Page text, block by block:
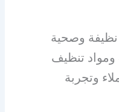
نظيفة وصحية
ومواد تنظيف
وتجربة